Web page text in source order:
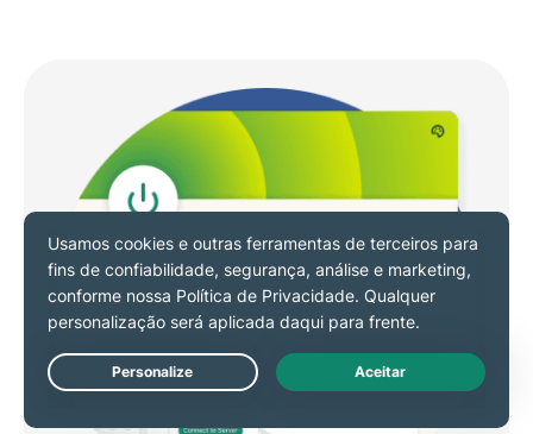
Live Chat